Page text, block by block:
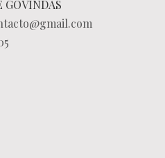
GOVINDAS